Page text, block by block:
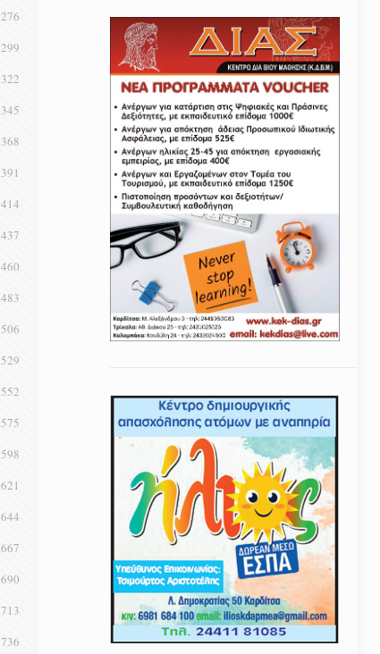
276
299
322
345
368
391
414
437
460
483
506
529
552
575
598
621
644
667
690
713
736